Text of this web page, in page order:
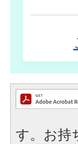
す。お持